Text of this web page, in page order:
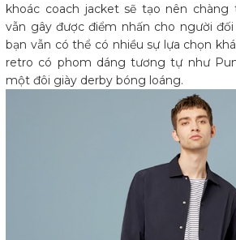
khoác coach jacket sẽ tạo nên chàng
vẫn gây được điểm nhấn cho người đối
bạn vẫn có thể có nhiều sự lựa chọn
retro có phom dáng tương tự như
một đôi giày derby bóng loáng.